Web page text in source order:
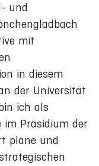
und
mit
in diesem
der Universität
ich als
Präsidium der
plane und